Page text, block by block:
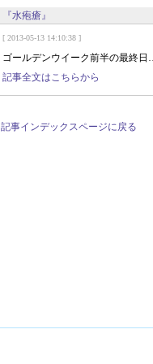
『水疱瘡』
[ 2013-05-13 14:10:38 ]
ゴールデンウイーク前半の最終
記事全文はこちらから
記事インデックスページに戻る